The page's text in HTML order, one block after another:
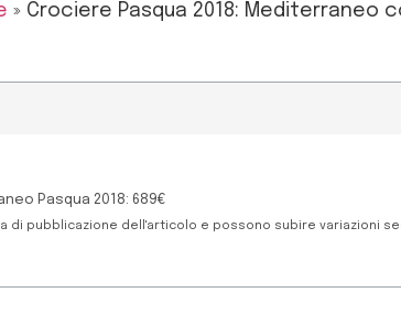
» Crociere Pasqua 2018: Mediterraneo
Pasqua 2018: 689€
di pubblicazione dell'articolo e possono subire variazioni